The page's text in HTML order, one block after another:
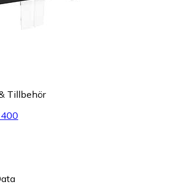
Tillbehör